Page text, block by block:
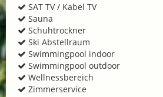
SAT TV / Kabel TV
Sauna
Schuhtrockner
Ski Abstellraum
Swimmingpool indoor
Swimmingpool outdoor
Wellnessbereich
Zimmerservice